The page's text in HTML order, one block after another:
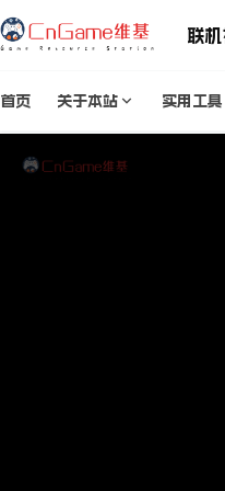
联
首页 关于本站 实用工具